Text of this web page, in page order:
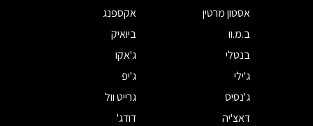
אסטון מרטין
אקספנג
ב.מ.וו
ביואיק
בנטלי
ג'אקו
ג'ילי
ג'יפ
ג'נסיס
גרייט וול
דאצ'יה
דודג'